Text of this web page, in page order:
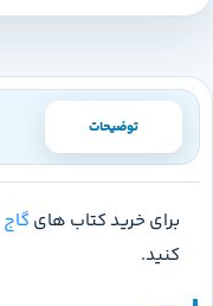
توضیحات
برای خرید کتاب های گاج
کنید.